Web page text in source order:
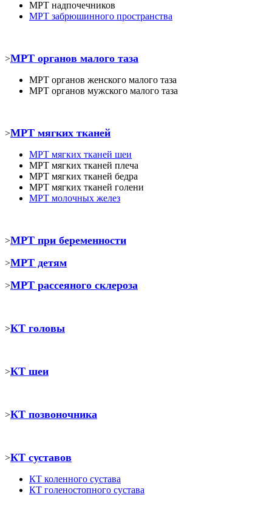
МРТ надпочечников
МРТ забрюшинного пространства
>МРТ органов малого таза
МРТ органов женского малого таза
МРТ органов мужского малого таза
>МРТ мягких тканей
МРТ мягких тканей шеи
МРТ мягких тканей плеча
МРТ мягких тканей бедра
МРТ мягких тканей голени
МРТ молочных желез
>МРТ при беременности
>МРТ детям
>МРТ рассеяного склероза
>КТ головы
>КТ шеи
>КТ позвоночника
>КТ суставов
КТ коленного сустава
КТ голеностопного сустава